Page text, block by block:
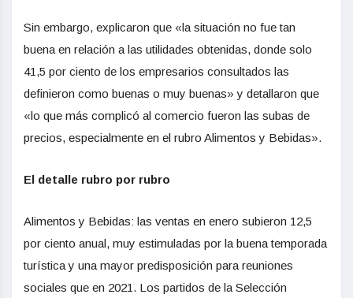
Sin embargo, explicaron que «la situación no fue tan
buena en relación a las utilidades obtenidas, donde solo
41,5 por ciento de los empresarios consultados las
definieron como buenas o muy buenas» y detallaron que
«lo que más complicó al comercio fueron las subas de
precios, especialmente en el rubro Alimentos y Bebidas».
El detalle rubro por rubro
Alimentos y Bebidas: las ventas en enero subieron 12,5
por ciento anual, muy estimuladas por la buena temporada
turística y una mayor predisposición para reuniones
sociales que en 2021. Los partidos de la Selección